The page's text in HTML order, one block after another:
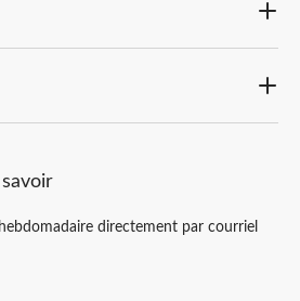
directement par courriel